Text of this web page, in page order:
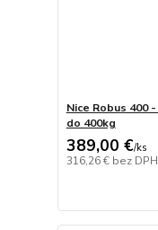
Nice Robus 400
do 400kg
389,00 €/ks
316,26 € bez DPH